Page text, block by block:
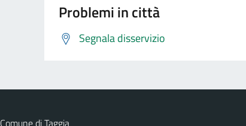
Problemi in città
Segnala disservizio
Comune di Taggia